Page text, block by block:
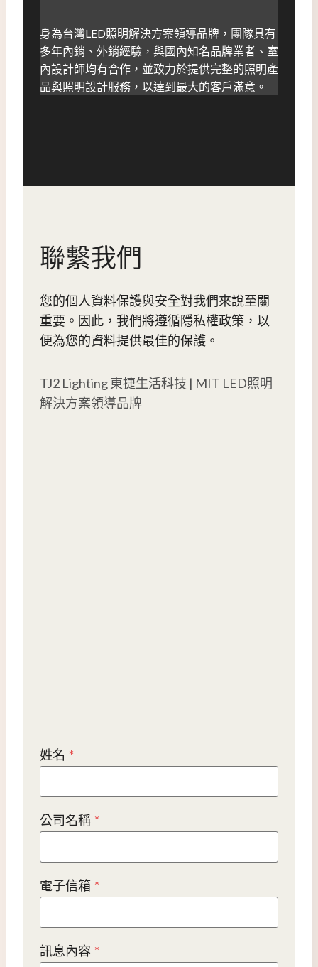
身為台灣LED照明解決方案領導品牌，團隊具有
多年內銷、外銷經驗，與國內知名品牌業者、室
內設計師均有合作，並致力於提供完整的照明產
品與照明設計服務，以達到最大的客戶滿意。
聯繫我們
您的個人資料保護與安全對我們來說至關
重要。因此，我們將遵循隱私權政策，以
便為您的資料提供最佳的保護。
TJ2 Lighting 東捷生活科技 | MIT LED照明
解決方案領導品牌
姓名 *
公司名稱 *
電子信箱 *
訊息內容 *